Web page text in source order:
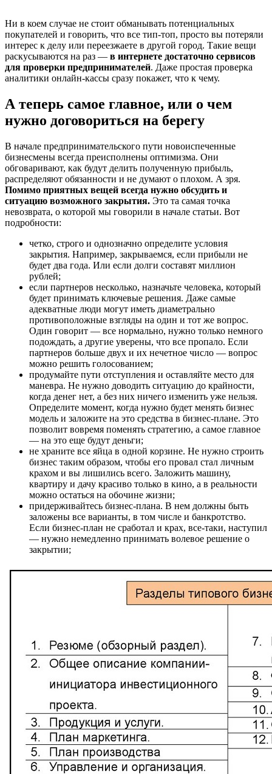
Ни в коем случае не стоит обманывать потенциальных
покупателей и говорить, что все тип-топ, просто вы потеряли
интерес к делу или переезжаете в другой город. Такие вещи
раскусываются на раз — в интернете достаточно сервисов
для проверки предпринимателей. Даже простая проверка
аналитики онлайн-кассы сразу покажет, что к чему.
А теперь самое главное, или о чем
нужно договориться на берегу
В начале предпринимательского пути новоиспеченные
бизнесмены всегда преисполнены оптимизма. Они
обговаривают, как будут делить полученную прибыль,
распределяют обязанности и не думают о плохом. А зря.
Помимо приятных вещей всегда нужно обсудить и
ситуацию возможного закрытия. Это та самая точка
невозврата, о которой мы говорили в начале статьи. Вот
подробности:
четко, строго и однозначно определите условия
закрытия. Например, закрываемся, если прибыли не
будет два года. Или если долги составят миллион
рублей;
если партнеров несколько, назначьте человека, который
будет принимать ключевые решения. Даже самые
адекватные люди могут иметь диаметрально
противоположные взгляды на один и тот же вопрос.
Один говорит — все нормально, нужно только немного
подождать, а другие уверены, что все пропало. Если
партнеров больше двух и их нечетное число — вопрос
можно решить голосованием;
продумайте пути отступления и оставляйте место для
маневра. Не нужно доводить ситуацию до крайности,
когда денег нет, а без них ничего изменить уже нельзя.
Определите момент, когда нужно будет менять бизнес
модель и заложите на это средства в бизнес-плане. Это
позволит вовремя поменять стратегию, а самое главное
— на это еще будут деньги;
не храните все яйца в одной корзине. Не нужно строить
бизнес таким образом, чтобы его провал стал личным
крахом и вы лишились всего. Заложить машину,
квартиру и дачу красиво только в кино, а в реальности
можно остаться на обочине жизни;
придерживайтесь бизнес-плана. В нем должны быть
заложены все варианты, в том числе и банкротство.
Если бизнес-план не сработал и крах, все-таки, наступил
— нужно немедленно принимать волевое решение о
закрытии;